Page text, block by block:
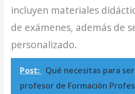
incluyen materiales
de exámenes, además de
personalizado.
Post: Qué necesitas para ser
profesor de Formación